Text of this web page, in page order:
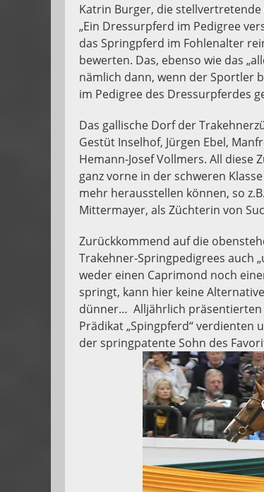
Katrin Burger, die
„Ein Dressurpferd im Pedigree
das Springpferd im Fohlenalter
bewerten. Das, ebenso wie das
nämlich dann, wenn der Sportler
im Pedigree des Dressurpferdes
Das gallische Dorf der
Gestüt Inselhof, Jürgen Ebel,
Hemann-Josef Vollmers. All diese
ganz vorne in der schweren
mehr herausstellen können, so
Mittermayer, als Züchterin von
Zurückkommend auf die
Trakehner-Springpedigrees auch
weder einen Caprimond noch
springt, kann hier keine
dünner… Alljährlich präsentierten
Prädikat „Spingpferd“ verdienten
der springpatente Sohn des